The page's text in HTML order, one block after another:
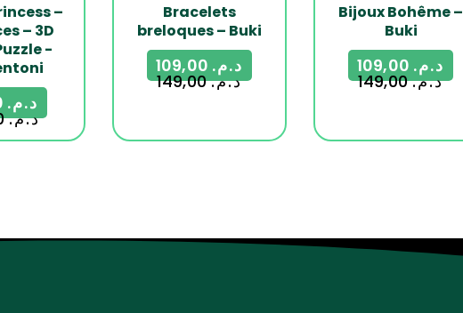
–
– 3D
-
د.م.130,00
د.م.
Bracelets
breloques – Buki
د.م.149,00
د.م.
Bijoux Bohême –
Buki
د.م.149,00
د.م.